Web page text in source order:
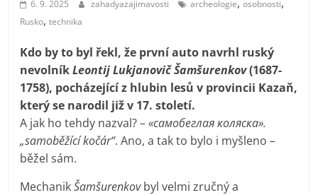
6. 9. 2025 zahadyazajimavosti archeologie osobnosti
Rusko,technika
Kdo by to byl řekl, že první auto navrhl ruský
nevolníkLeontij Lukjanovič Šamšurenkov(1687-
1758), pocházející z hlubin lesů v provincii Kazaň,
který se narodil již v 17. století.
A jak ho tehdy nazval? –«самобеглая коляска».
„samoběžící kočár“. Ano, a tak to bylo i myšleno –
běžel sám.
MechanikŠamšurenkovbyl velmi zručný a